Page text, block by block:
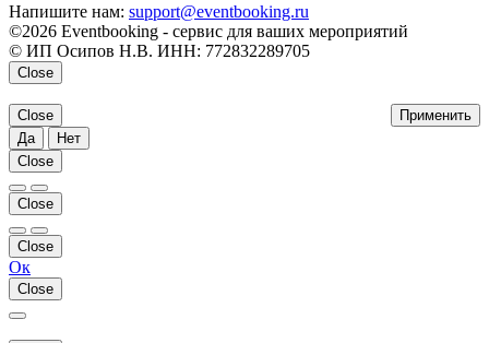
Напишите нам: support@eventbooking.ru
©2026 Eventbooking - сервис для ваших мероприятий
© ИП Осипов Н.В. ИНН: 772832289705
Close
Применить
Close
Да
Нет
Close
Close
Close
Ок
Close